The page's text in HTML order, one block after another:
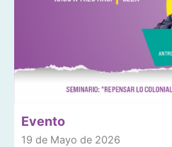
Evento
19 de Mayo de 2026